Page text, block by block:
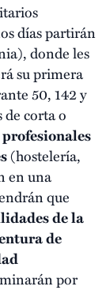
días partirán
donde les
su primera
50, 142 y
de corta o
(hostelería,
en una
que
de la
de
por